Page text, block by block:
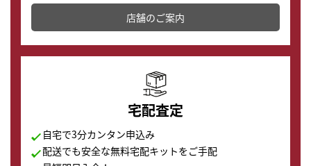
店舗を併設しており、下取りに出してお得に新しい時計
の購入もできます♪
店舗のご案内
宅配査定
自宅で3分カンタン申込み
配送でも安全な無料宅配キットをご手配